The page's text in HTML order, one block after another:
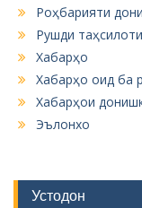
Роҳбарияти
Рушди
Хабарҳо
Хабарҳо оид ба
Хабарҳои
Эълонхо
Устодон